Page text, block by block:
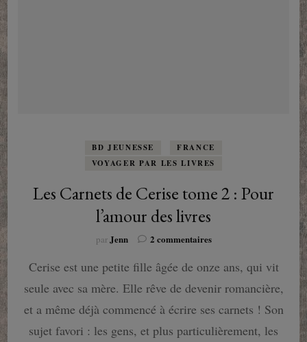
BD JEUNESSE
FRANCE
VOYAGER PAR LES LIVRES
Les Carnets de Cerise tome 2 : Pour
l’amour des livres
par Jenn 2 commentairessur
Carnets
Cerise
tome
:
Cerise est une petite fille âgée de onze ans, qui vit
seule avec sa mère. Elle rêve de devenir romancière,
et a même déjà commencé à écrire ses carnets ! Son
sujet favori : les gens, et plus particulièrement, les